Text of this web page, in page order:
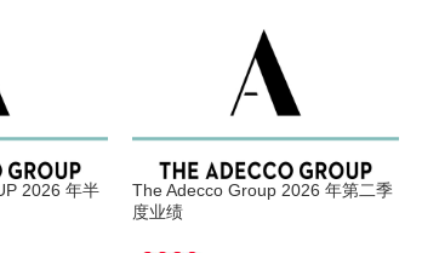
2026 年半
The Adecco Group 2026 年第二季
度业绩